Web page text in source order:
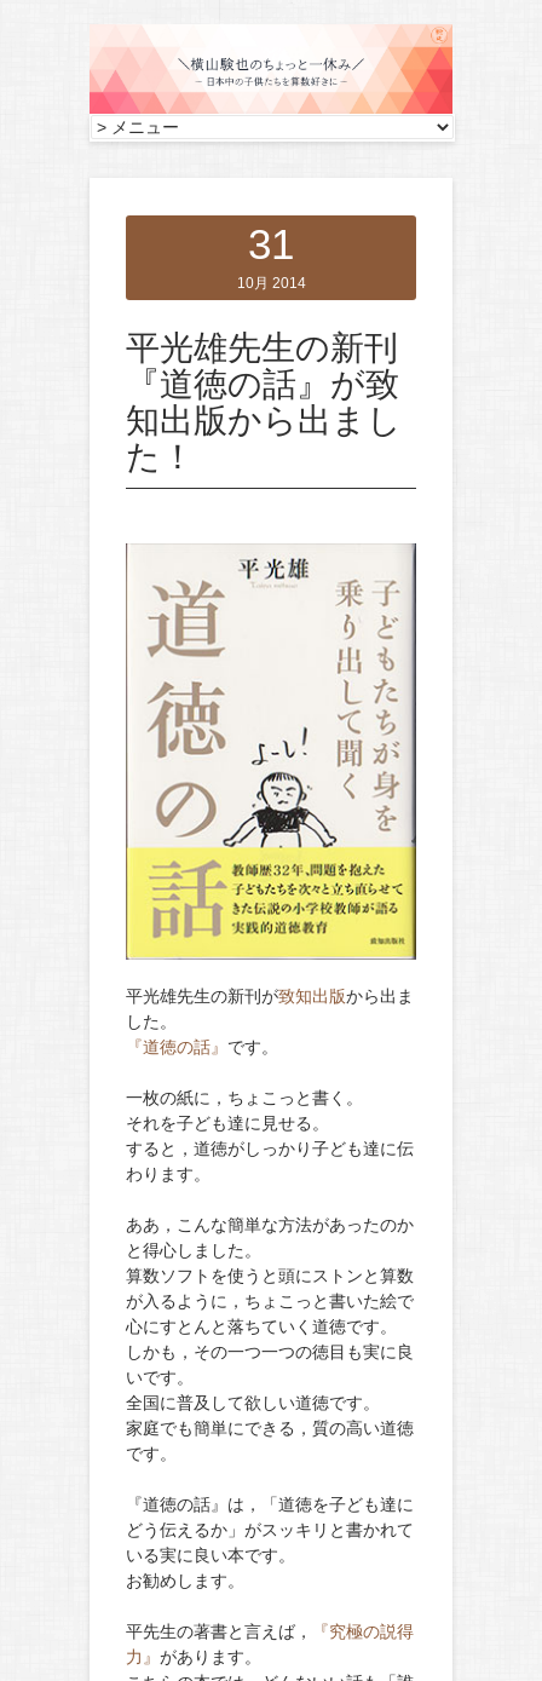
31
10月 2014
平光雄先生の新刊
『道徳の話』が致
知出版から出まし
た！
平光雄先生の新刊が致知出版から出ま
した。
『道徳の話』 です。
一枚の紙に，ちょこっと書く。
それを子ども達に見せる。
すると，道徳がしっかり子ども達に伝
わります。
ああ，こんな簡単な方法があったのか
と得心しました。
算数ソフトを使うと頭にストンと算数
が入るように，ちょこっと書いた絵で
心にすとんと落ちていく道徳です。
しかも，その一つ一つの徳目も実に良
いです。
全国に普及して欲しい道徳です。
家庭でも簡単にできる，質の高い道徳
です。
『道徳の話』は，「道徳を子ども達に
どう伝えるか」がスッキリと書かれて
いる実に良い本です。
お勧めします。
平先生の著書と言えば，
『究極の説得
力』 があります。